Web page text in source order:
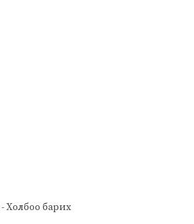
Холбоо барих